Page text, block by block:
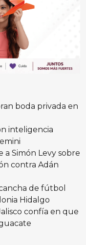
boda privada en
inteligencia
a Simón Levy sobre
contra Adán
de fútbol
Hidalgo
confía en que